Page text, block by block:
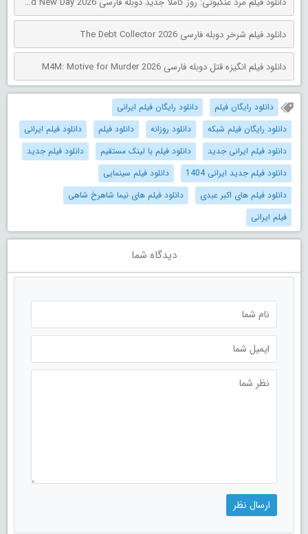
دانلود فیلم شرخر دوبله فارسی The Debt Collector 2026
دانلود فیلم انگیزه قتل دوبله فارسی M4M: Motive for Murder 2026
دانلود رایگان فیلم
دانلود رایگان فیلم ایرانی
دانلود رایگان فیلم شبکه
دانلود روزانه دانلود فیلم
دانلود فیلم ایرانی
دانلود فیلم ایرانی جدید
دانلود فیلم با لینک مستقیم
دانلود فیلم جدید
دانلود فیلم جدید ایرانی 1404
دانلود فیلم سینمایی
دانلود فیلم های اکبر عبدی
دانلود فیلم های نیما شاهرخ شاهی
فیلم ایرانی
دیدگاه شما